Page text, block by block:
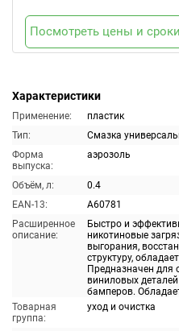
Характеристики
Применение:
пластик
Тип:
Смазка
Форма
выпуска:
аэрозоль
Объём, л:
0.4
EAN-13:
A60781
Расширенное
описание:
Быстро и
никотиновые
выгорания,
структуру,
Предназначен для
виниловых
бамперов.
Товарная
группа:
уход и очистка
Посмотреть цены и сроки